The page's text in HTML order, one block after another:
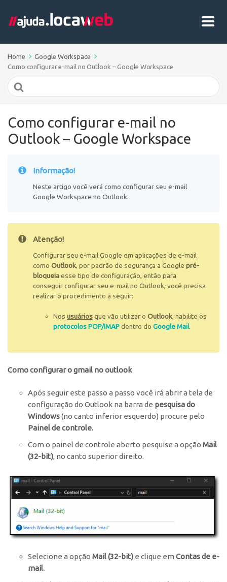
Home
Google Workspace
Como configurar e-mail no Outlook – Google Workspace
Search
For
Como configurar e-mail no
Outlook – Google Workspace
Informação!
Neste artigo você verá como configurar seu e-mail
Google Workspace no Outlook.
Atenção!
Configurar seu e-mail Google em aplicações de e-mail
como Outlook, por padrão de segurança a Google pré-
bloqueiaesse tipo de configuração, então para
conseguir configurar seu e-mail no Outlook, você precisa
realizar o procedimento a seguir:
Nos usuáriosque vão utilizar o Outlook, habilite os
protocolos POP/IMAPdentro do Google Mail.
Como configurar o gmail no outlook
Após seguir este passo a passo você irá abrir a tela de
configuração do Outlook na barra de pesquisa do
Windows(no canto inferior esquerdo) procure pelo
Painel de controle.
Com o painel de controle aberto pesquise a opção Mail
(32-bit), no canto superior direito.
Selecione a opção Mail (32-bit) e clique em Contas de e-
mail.